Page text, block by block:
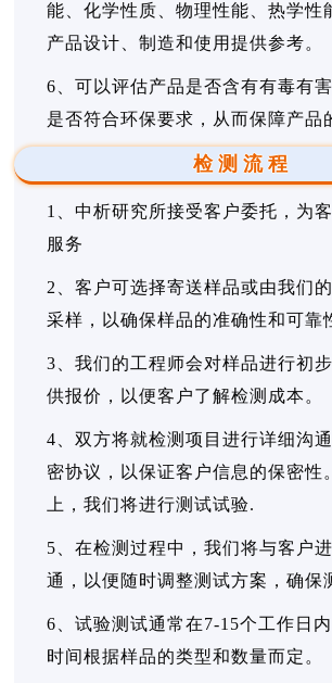
能、化学性质、物理性能、热学性
产品设计、制造和使用提供参考。
6、可以评估产品是否含有有毒有
是否符合环保要求，从而保障产品
检测流程
1、中析研究所接受客户委托，为
服务
2、客户可选择寄送样品或由我们
采样，以确保样品的准确性和可靠
3、我们的工程师会对样品进行初
供报价，以便客户了解检测成本。
4、双方将就检测项目进行详细沟
密协议，以保证客户信息的保密性
上，我们将进行测试试验.
5、在检测过程中，我们将与客户
通，以便随时调整测试方案，确保
6、试验测试通常在7-15个工作日
时间根据样品的类型和数量而定。